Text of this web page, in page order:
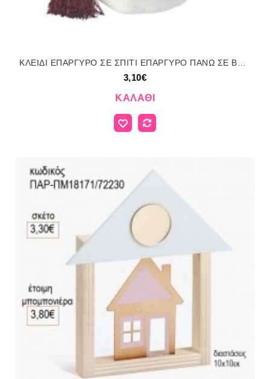
ΚΛΕΙΔΙ ΕΠΑΡΓΥΡΟ ΣΕ ΣΠΙΤΙ ΕΠΑΡΓΥΡΟ ΠΑΝΩ ΣΕ ΒΟΤΣΑΛΟ για μπομπονιέρες γούρι δώρο ΑΝΤ-22083/41225 3.10€!!!
3,10€
ΚΑΛΆΘΙ